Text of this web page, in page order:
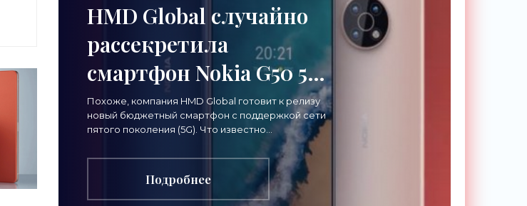
HMD Global случайно
рассекретила
смартфон Nokia G50 5G
до анонса -
«Смартфоны»
Похоже, компания HMD Global готовит к релизу
новый бюджетный смартфон с поддержкой сети
пятого поколения (5G). Что известно
Французское представительство компании
опубликовало в Instagram
Подробнее